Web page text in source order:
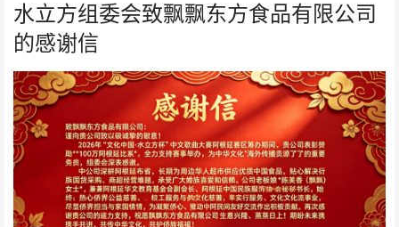
水立方组委会致飘飘东方食品有限公司
的感谢信